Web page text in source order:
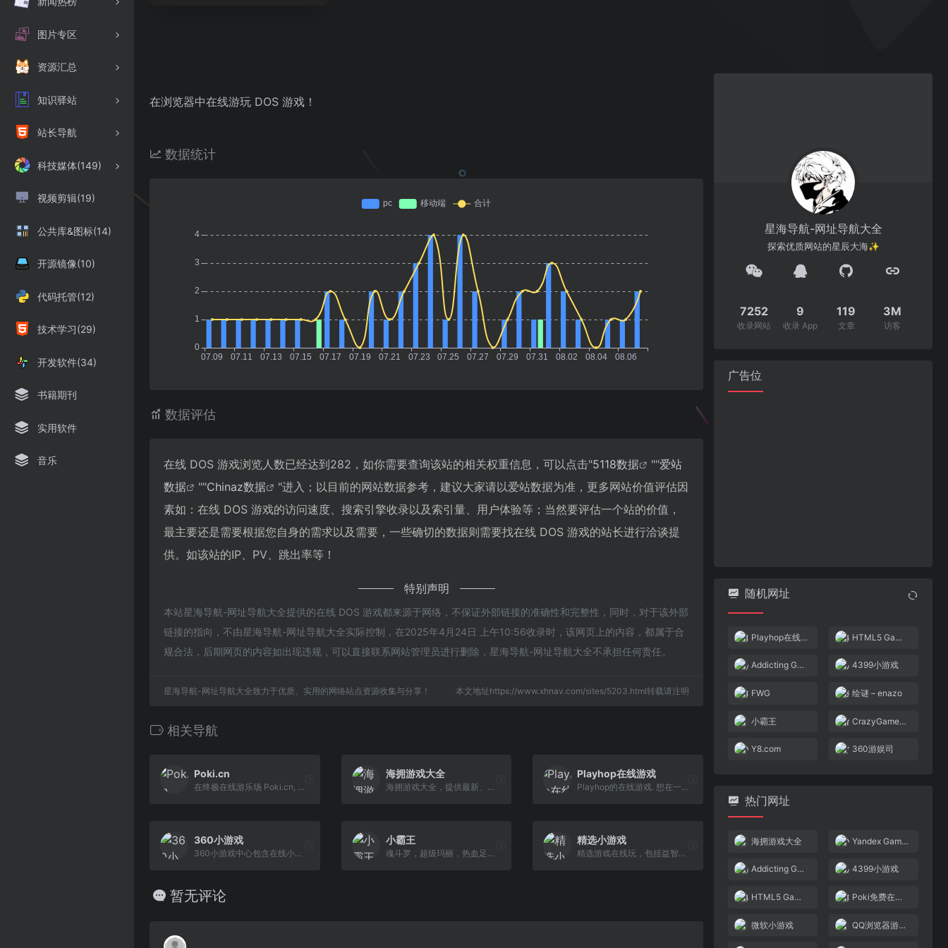
图片专区
资源汇总
知识驿站
站长导航
科技媒体(149)
视频剪辑(19)
公共库&图标(14)
开源镜像(10)
代码托管(12)
技术学习(29)
开发软件(34)
书籍期刊
实用软件
音乐
在浏览器中在线游玩 DOS 游戏！
数据统计
数据评估
在线 DOS 游戏浏览人数已经达到282，如你需要查询该站的相关权重信息，可以点击"5118数据 ""爱站
数据
""Chinaz数据
"进入；以目前的网站数据参考，建议大家请以爱站数据为准，更多网站价值评估因
素如：在线 DOS 游戏的访问速度、搜索引擎收录以及索引量、用户体验等；当然要评估一个站的价值，
最主要还是需要根据您自身的需求以及需要，一些确切的数据则需要找在线 DOS 游戏的站长进行洽谈提
供。如该站的IP、PV、跳出率等！
特别声明
本站星海导航-网址导航大全提供的在线 DOS 游戏都来源于网络，不保证外部链接的准确性和完整性，同时，对于该外部
链接的指向，不由星海导航-网址导航大全实际控制，在2025年4月24日 上午10:56收录时，该网页上的内容，都属于合
规合法，后期网页的内容如出现违规，可以直接联系网站管理员进行删除，星海导航-网址导航大全不承担任何责任。
星海导航-网址导航大全致力于优质、实用的网络站点资源收集与分享！ 本文地址https://www.xhnav.com/sites/5203.html转载请注明
相关导航
Poki.cn
在终极在线游乐场 Poki.cn, 免费玩在线游戏！选择你最喜欢的游戏，玩得开心！
海拥游戏大全
海拥游戏大全，提供最新、最热门的在线游戏。涵盖动作、棋牌、益智、策略、3D、休闲、射击、GBA游戏、fc红白机、经典、赛车、闯关等多种类型，所有游戏均可免费畅玩，满足你的游戏需求！
Playhop在线游戏
Playhop的在线游戏. 想在一天中找点乐子吗？. 想用一两个快速的游戏放松一下吗？. Playhop.com 是您进入免费在线游戏世界的门户！
360小游戏
360小游戏中心包含在线小游戏，单人小游戏，双人小游戏，连连看，斗地主，麻将，h5游戏，奥特曼，密室逃脱，捕鱼等休闲，益智，策略，角色，棋牌，模 拟经营，动作，竞技类最新小游戏。
小霸王
魂斗罗，超级玛丽，热血足球，三国志，合金弹头，拳皇。这些小时候的回忆，黑白电视机前玩着小霸王游戏机的那种感觉令人怀念，希望大家可以找回童年的快乐
精选小游戏
精选游戏在线玩，包括益智游戏、扫雷在线玩，五子棋在线玩，黑白棋在线玩，精挑细选益智游戏小盒子。
暂无评论
星海导航-网址导航大全
探索优质网站的星辰大海✨
7252
收录网站
9
收录 App
119
文章
3M
访客
广告位
随机网址
Playhop在线游戏 HTML5 Games
Addicting Games 4399小游戏
FWG 绘谜 – enazo
小霸王 CrazyGames | 3D在线小游戏
Y8.com 360游娱司
热门网址
海拥游戏大全 Yandex Games
Addicting Games 4399小游戏
HTML5 Games Poki免费在线游戏
微软小游戏 QQ浏览器游戏中心